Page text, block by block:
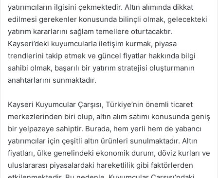
yatırımcıların ilgisini çekmektedir. Altın alımında dikkat
edilmesi gerekenler konusunda bilinçli olmak, gelecekteki
yatırım kararlarını sağlam temellere oturtacaktır.
Kayseri’deki kuyumcularla iletişim kurmak, piyasa
trendlerini takip etmek ve güncel fiyatlar hakkında bilgi
sahibi olmak, başarılı bir yatırım stratejisi oluşturmanın
anahtarlarını sunmaktadır.
Kayseri Kuyumcular Çarşısı, Türkiye’nin önemli ticaret
merkezlerinden biri olup, altın alım satımı konusunda geniş
bir yelpazeye sahiptir. Burada, hem yerli hem de yabancı
yatırımcılar için çeşitli altın ürünleri sunulmaktadır. Altın
fiyatları, ülke genelindeki ekonomik durum, döviz kurları ve
uluslararası piyasalardaki hareketlilik gibi faktörlerden